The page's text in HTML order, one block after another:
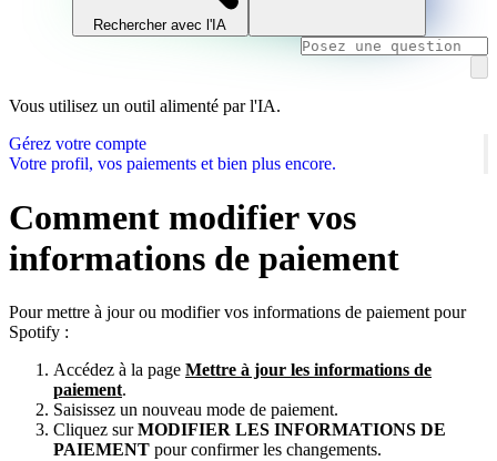
Rechercher avec l'IA
Vous utilisez un outil alimenté par l'IA.
Gérez votre compte
Votre profil, vos paiements et bien plus encore.
Comment modifier vos
informations de paiement
Pour mettre à jour ou modifier vos informations de paiement pour
Spotify :
Accédez à la page Mettre à jour les informations de
paiement.
Saisissez un nouveau mode de paiement.
Cliquez surMODIFIER LES INFORMATIONS DE
PAIEMENT pour confirmer les changements.